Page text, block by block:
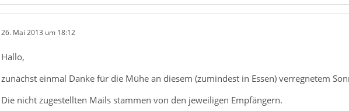
26. Mai 2013 um 18:12
Hallo,
zunächst einmal Danke für die Mühe an diesem (zumindest in Essen) verregnetem
Die nicht zugestellten Mails stammen von den jeweiligen Empfängern.